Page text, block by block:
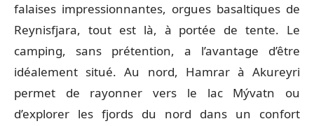
falaises impressionnantes, orgues basaltiques de
Reynisfjara, tout est là, à portée de tente. Le
camping, sans prétention, a l’avantage d’être
idéalement situé. Au nord, Hamrar à Akureyri
permet de rayonner vers le lac Mývatn ou
d’explorer les fjords du nord dans un confort